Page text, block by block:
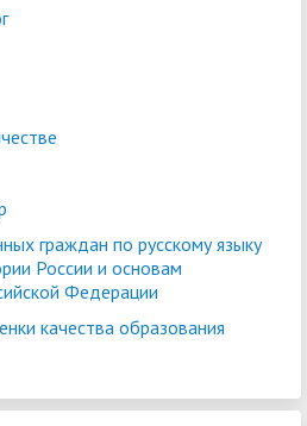
граждан по русскому языку
России и основам
Федерации
качества образования